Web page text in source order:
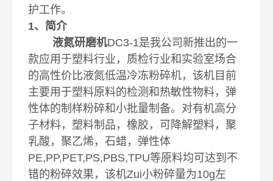
护工作。
1、简介
液氮研磨机DC3-1是我公司新推出的一
款应用于塑料行业，质检行业和实验室场合
的高性价比液氮低温冷冻粉碎机，该机目前
主要用于塑料原料的检测和热敏性物料，弹
性体的制样粉碎和小批量制备。对有机高分
子材料，塑料制品，橡胶，可降解塑料，聚
乳酸，聚乙烯，石蜡，弹性体
PE,PP,PET,PS,PBS,TPU等原料均可达到不
错的粉碎效果，该机Zui小粉碎量为10g左